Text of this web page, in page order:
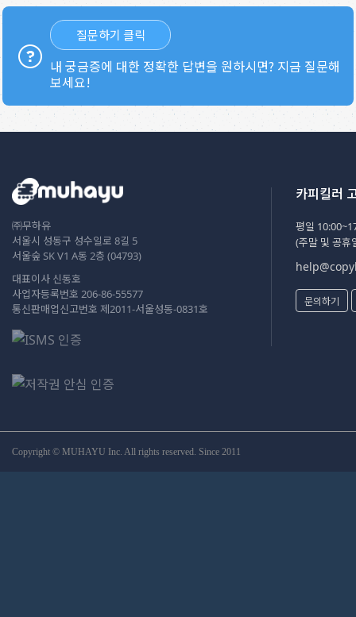
질문하기 클릭
내 궁금증에 대한 정확한 답변을 원하시면? 지금 질문해
보세요!
㈜무하유
서울시 성동구 성수일로 8길 5
서울숲 SK V1 A동 2층 (04793)
대표이사 신동호
사업자등록번호 206-86-55577
통신판매업신고번호 제2011-서울성동-0831호
카피킬러
평일
(주말 및 공휴
문의하기
Copyright © MUHAYU Inc. All rights reserved. Since 2011